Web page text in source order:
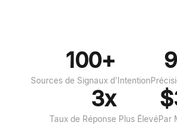
100+
Sources de Signaux d'Intention
3x
Taux de Réponse Plus ÉlevéPar